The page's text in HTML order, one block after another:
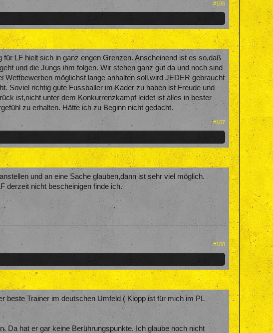
#106
LF hielt sich in ganz engen Grenzen. Anscheinend ist es so,daß
und die Jungs ihm folgen. Wir stehen ganz gut da und noch sind
Wettbewerben möglichst lange anhalten soll,wird JEDER gebraucht
Soviel richtig gute Fussballer im Kader zu haben ist Freude und
ist,nicht unter dem Konkurrenzkampf leidet ist alles in bester
zu erhalten. Hätte ich zu Beginn nicht gedacht.
#107
und an eine Sache glauben,dann ist sehr viel möglich.
derzeit nicht bescheinigen finde ich.
#108
beste Trainer im deutschen Umfeld ( Klopp ist für mich im PL
Da hat er gar keine Berührungspunkte. Ich glaube noch nicht